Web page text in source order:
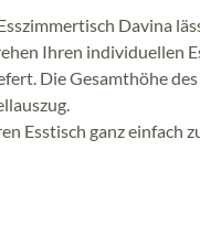
Davina
Ihren individuellen
Die Gesamthöhe
Esstisch ganz einfach